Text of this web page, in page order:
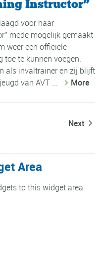
Instructor”
voor haar
mede mogelijk gemaakt
weer een officiële
toe te kunnen voegen.
als invaltrainer en zij blijft
van AVT ...
More
Next
Area
to this widget area.